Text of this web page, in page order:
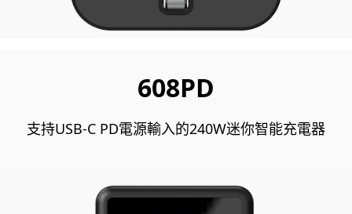
608PD
支持USB-C PD電源輸入的240W迷你智能充電器